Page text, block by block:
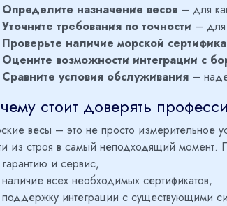
Определите назначение весов – для
Уточните требования по точности – для
Проверьте наличие морской
Оцените возможности интеграции с
Сравните условия обслуживания –
стоит доверять
весы – это не просто измерительное
из строя в самый неподходящий момент.
гарантию и сервис,
наличие всех необходимых сертификатов,
поддержку интеграции с существующими